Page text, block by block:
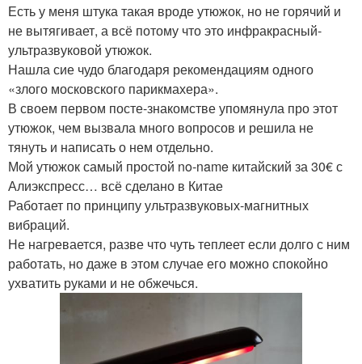
Есть у меня штука такая вроде утюжок, но не горячий и
не вытягивает, а всё потому что это инфракрасный-
ультразвуковой утюжок.
Нашла сие чудо благодаря рекомендациям одного
«злого московского парикмахера».
В своем первом посте-знакомстве упомянула про этот
утюжок, чем вызвала много вопросов и решила не
тянуть и написать о нем отдельно.
Мой утюжок самый простой no-name китайский за 30€ с
Алиэкспресс… всё сделано в Китае
Работает по принципу ультразвуковых-магнитных
вибраций.
Не нагревается, разве что чуть теплеет если долго с ним
работать, но даже в этом случае его можно спокойно
ухватить руками и не обжечься.